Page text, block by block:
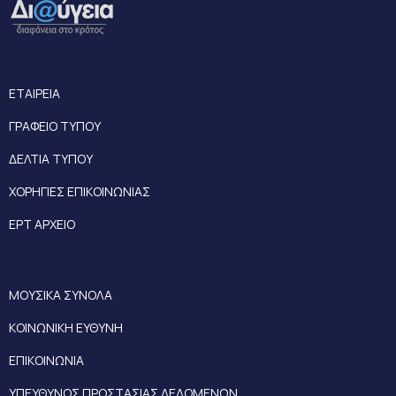
ΕΤΑΙΡΕΙΑ
ΓΡΑΦΕΙΟ ΤΥΠΟΥ
ΔΕΛΤΙΑ ΤΥΠΟΥ
ΧΟΡΗΓΙΕΣ ΕΠΙΚΟΙΝΩΝΙΑΣ
ΕΡΤ ΑΡΧΕΙΟ
ΜΟΥΣΙΚΑ ΣΥΝΟΛΑ
ΚΟΙΝΩΝΙΚΗ ΕΥΘΥΝΗ
ΕΠΙΚΟΙΝΩΝΙΑ